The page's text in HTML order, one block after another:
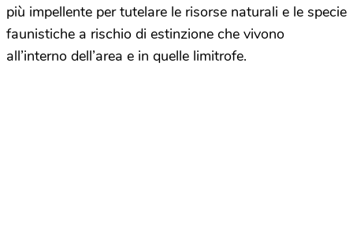
più impellente per tutelare le risorse naturali e le specie
faunistiche a rischio di estinzione che vivono
all’interno dell’area e in quelle limitrofe.